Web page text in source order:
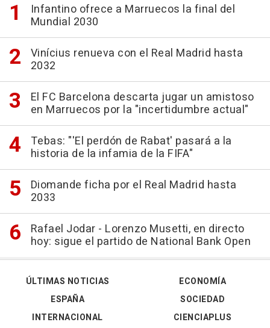
Infantino ofrece a Marruecos la final del
Mundial 2030
Vinícius renueva con el Real Madrid hasta
2032
El FC Barcelona descarta jugar un amistoso
en Marruecos por la "incertidumbre actual"
Tebas: "'El perdón de Rabat' pasará a la
historia de la infamia de la FIFA"
Diomande ficha por el Real Madrid hasta
2033
Rafael Jodar - Lorenzo Musetti, en directo
hoy: sigue el partido de National Bank Open
ÚLTIMAS NOTICIAS
ESPAÑA
INTERNACIONAL
ECONOMÍA
SOCIEDAD
CIENCIAPLUS